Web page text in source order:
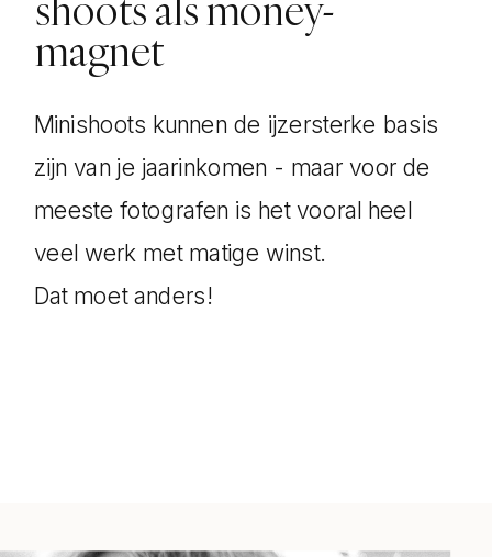
Minishoots kunnen de ijzersterke basis
zijn van je jaarinkomen - maar voor de
meeste fotografen is het vooral heel
veel werk met matige winst.
Dat moet anders!
magnet